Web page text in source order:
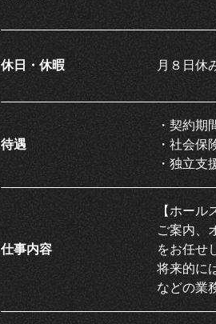
休日・休暇 月８日休
待遇
・契約期
・社会保
・独立支
仕事内容
【ホール
ご案内、
をお任せ
将来的に
などの業